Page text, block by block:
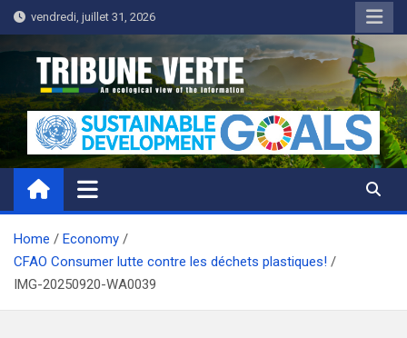
Skip
to
content
vendredi, juillet 31, 2026
Tribune Verte
Un regard écologique de l'information
Home
Economy
CFAO Consumer lutte contre les déchets plastiques!
IMG-20250920-WA0039